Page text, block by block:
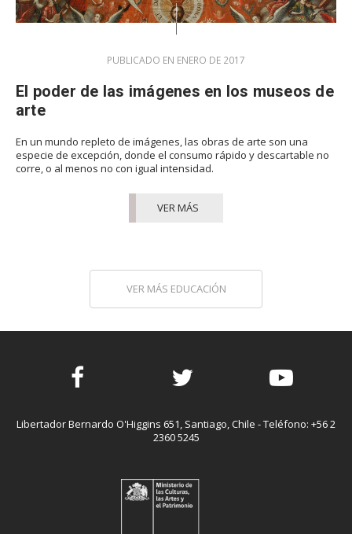
PUBLICADO EN ENERO DE 2017
El poder de las imágenes en los museos de
arte
En un mundo repleto de imágenes, las obras de arte son una
especie de excepción, donde el consumo rápido y descartable no
corre, o al menos no con igual intensidad.
VER MÁS
VER MÁS EDUCACIÓN
Libertador Bernardo O'Higgins 651, Santiago, Chile - Teléfono: +56 2
2360 5245